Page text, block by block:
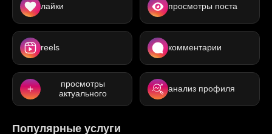
лайки просмотры поста
reels комментарии
просмотры
актуального
анализ профиля
Популярные услуги